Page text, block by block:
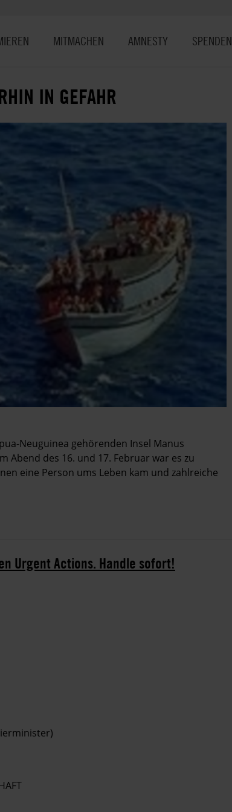
MITMACHEN AMNESTY SPENDEN
IN GEFAHR
Neuguinea gehörenden Insel Manus
Abend des 16. und 17. Februar war es zu
eine Person ums Leben kam und zahlreiche
Urgent Actions. Handle sofort!